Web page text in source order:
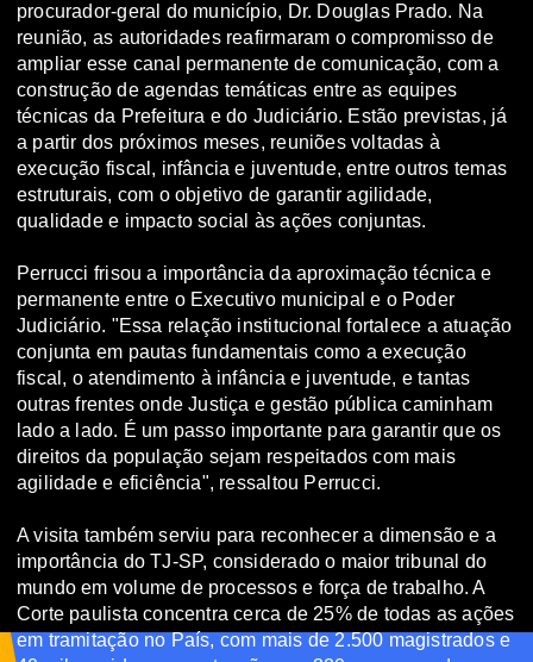
procurador-geral do município, Dr. Douglas Prado. Na
reunião, as autoridades reafirmaram o compromisso de
ampliar esse canal permanente de comunicação, com a
construção de agendas temáticas entre as equipes
técnicas da Prefeitura e do Judiciário. Estão previstas, já
a partir dos próximos meses, reuniões voltadas à
execução fiscal, infância e juventude, entre outros temas
estruturais, com o objetivo de garantir agilidade,
qualidade e impacto social às ações conjuntas.
Perrucci frisou a importância da aproximação técnica e
permanente entre o Executivo municipal e o Poder
Judiciário. "Essa relação institucional fortalece a atuação
conjunta em pautas fundamentais como a execução
fiscal, o atendimento à infância e juventude, e tantas
outras frentes onde Justiça e gestão pública caminham
lado a lado. É um passo importante para garantir que os
direitos da população sejam respeitados com mais
agilidade e eficiência", ressaltou Perrucci.
A visita também serviu para reconhecer a dimensão e a
importância do TJ-SP, considerado o maior tribunal do
mundo em volume de processos e força de trabalho. A
Corte paulista concentra cerca de 25% de todas as ações
em tramitação no País, com mais de 2.500 magistrados e